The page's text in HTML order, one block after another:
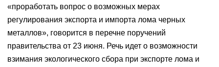
«проработать вопрос о возможных мерах
регулирования экспорта и импорта лома черных
металлов», говорится в перечне поручений
правительства от 23 июня. Речь идет о возможности
взимания экологического сбора при экспорте лома и